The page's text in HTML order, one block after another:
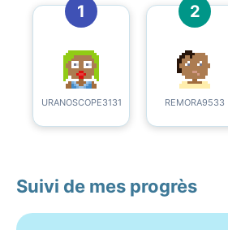
1
URANOSCOPE3131
2
REMORA9533
Suivi de mes progrès